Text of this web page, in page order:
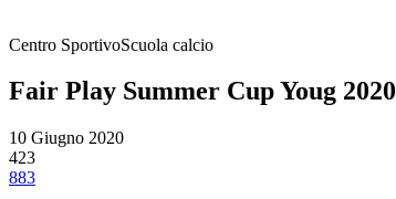
Centro SportivoScuola calcio
Fair Play Summer Cup Youg 2020
10 Giugno 2020
423
883